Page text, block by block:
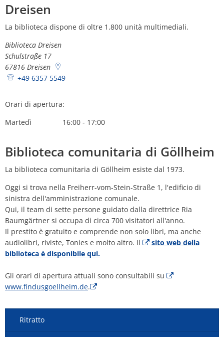
Dreisen
La biblioteca dispone di oltre 1.800 unità multimediali.
Biblioteca Dreisen
Schulstraße 17
67816 Dreisen
+49 6357 5549
Orari di apertura:
Martedì
16:00 - 17:00
Biblioteca comunitaria di Göllheim
La biblioteca comunitaria di Göllheim esiste dal 1973.
Oggi si trova nella Freiherr-vom-Stein-Straße 1, l'edificio di
sinistra dell'amministrazione comunale.
Qui, il team di sette persone guidato dalla direttrice Ria
Baumgärtner si occupa di circa 700 visitatori all'anno.
Il prestito è gratuito e comprende non solo libri, ma anche
audiolibri, riviste, Tonies e molto altro. Il
sito web della
biblioteca è disponibile qui.
Gli orari di apertura attuali sono consultabili su
www.findusgoellheim.de.
Ritratto